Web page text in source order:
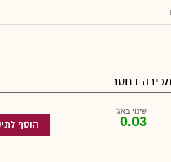
מכירה בחסר
שינוי באג'
0.03 הוסף